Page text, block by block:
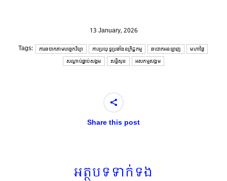
13 January, 2026
Tags:
ការឆបាកតាមបច្ចេកវិទ្យា ការប្រយុទ្ធប្រឆាំងឧក្រិដ្ឋកម្ម ឆបោកអនឡាញ មហាផ្ទៃ
សណ្ដាប់ធ្នាប់សង្គម សន្តិសុខ អសកម្មសង្គម
Share this post
អត្ថបទទាក់ទង